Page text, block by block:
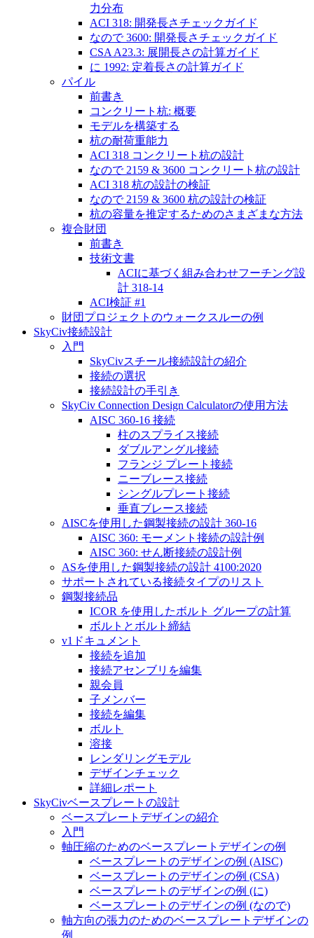
力分布
ACI 318: 開発長さチェックガイド
なので 3600: 開発長さチェックガイド
CSA A23.3: 展開長さの計算ガイド
に 1992: 定着長さの計算ガイド
パイル
前書き
コンクリート杭: 概要
モデルを構築する
杭の耐荷重能力
ACI 318 コンクリート杭の設計
なので 2159 & 3600 コンクリート杭の設計
ACI 318 杭の設計の検証
なので 2159 & 3600 杭の設計の検証
杭の容量を推定するためのさまざまな方法
複合財団
前書き
技術文書
ACIに基づく組み合わせフーチング設
計 318-14
ACI検証 #1
財団プロジェクトのウォークスルーの例
SkyCiv接続設計
入門
SkyCivスチール接続設計の紹介
接続の選択
接続設計の手引き
SkyCiv Connection Design Calculatorの使用方法
AISC 360-16 接続
柱のスプライス接続
ダブルアングル接続
フランジ プレート接続
ニーブレース接続
シングルプレート接続
垂直ブレース接続
AISCを使用した鋼製接続の設計 360-16
AISC 360: モーメント接続の設計例
AISC 360: せん断接続の設計例
ASを使用した鋼製接続の設計 4100:2020
サポートされている接続タイプのリスト
鋼製接続品
ICOR を使用したボルト グループの計算
ボルトとボルト締結
v1ドキュメント
接続を追加
接続アセンブリを編集
親会員
子メンバー
接続を編集
ボルト
溶接
レンダリングモデル
デザインチェック
詳細レポート
SkyCivベースプレートの設計
ベースプレートデザインの紹介
入門
軸圧縮のためのベースプレートデザインの例
ベースプレートのデザインの例 (AISC)
ベースプレートのデザインの例 (CSA)
ベースプレートのデザインの例 (に)
ベースプレートのデザインの例 (なので)
軸方向の張力のためのベースプレートデザインの
例